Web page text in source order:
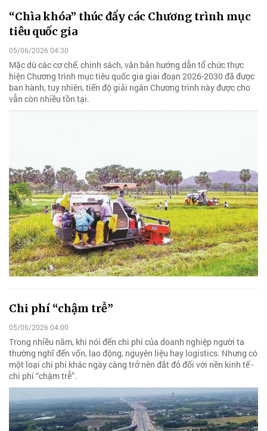
“Chìa khóa” thúc đẩy các Chương trình mục
tiêu quốc gia
05/06/2026 04:30
Mặc dù các cơ chế, chính sách, văn bản hướng dẫn tổ chức thực
hiện Chương trình mục tiêu quốc gia giai đoạn 2026-2030 đã được
ban hành, tuy nhiên, tiến độ giải ngân Chương trình này được cho
vẫn còn nhiều tồn tại.
Chi phí “chậm trễ”
05/06/2026 04:00
Trong nhiều năm, khi nói đến chi phí của doanh nghiệp người ta
thường nghĩ đến vốn, lao động, nguyên liệu hay logistics. Nhưng có
một loại chi phí khác ngày càng trở nên đắt đỏ đối với nền kinh tế -
chi phí “chậm trễ”.